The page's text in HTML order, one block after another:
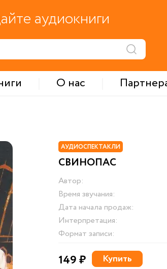
аудиокниги
О нас
АУДИОСПЕКТАКЛИ
СВИНОПАС
Автор:
Время звучания:
Дата начала продаж:
Интерпретация:
Формат записи:
149 ₽ Купить